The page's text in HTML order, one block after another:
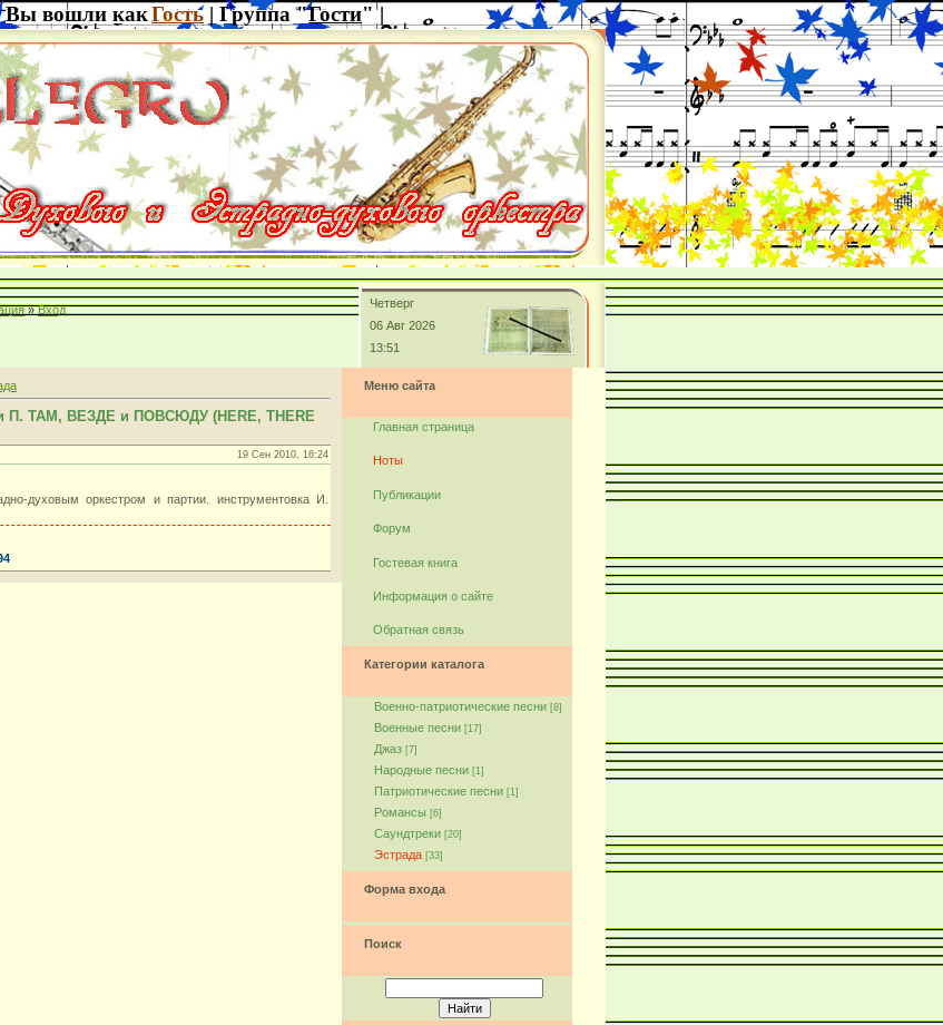
Вы вошли какГость | Группа "Гости" |
» Вход
Четверг
06 Авг 2026
13:51
П. ТАМ, ВЕЗДЕ и ПОВСЮДУ (HERE, THERE
19 Сен 2010, 16:24
духовым оркестром и партии. инструментовка И.
Меню сайта
Главная страница
Ноты
Публикации
Форум
Гостевая книга
Информация о сайте
Обратная связь
Категории каталога
Военно-патриотические песни [8]
Военные песни [17]
Джаз [7]
Народные песни [1]
Патриотические песни [1]
Романсы [6]
Саундтреки [20]
Эстрада [33]
Форма входа
Поиск